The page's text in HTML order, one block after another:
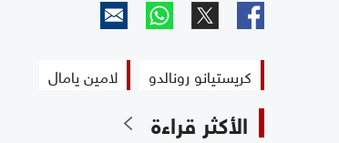
كريستيانو رونالدو لامين يامال
الأكثر قراءة